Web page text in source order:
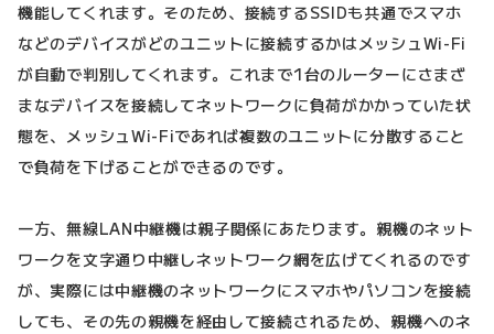
機能してくれます。そのため、接続するSSIDも共通でスマホ
などのデバイスがどのユニットに接続するかはメッシュWi-Fi
が自動で判別してくれます。これまで1台のルーターにさまざ
まなデバイスを接続してネットワークに負荷がかかっていた状
態を、メッシュWi-Fiであれば複数のユニットに分散すること
で負荷を下げることができるのです。
一方、無線LAN中継機は親子関係にあたります。親機のネット
ワークを文字通り中継しネットワーク網を広げてくれるのです
が、実際には中継機のネットワークにスマホやパソコンを接続
しても、その先の親機を経由して接続されるため、親機へのネ